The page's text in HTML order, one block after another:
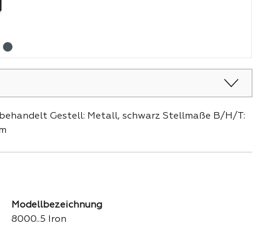
Gestell: Metall, schwarz Stellmaße B/H/T:
Modellbezeichnung
8000..5 Iron